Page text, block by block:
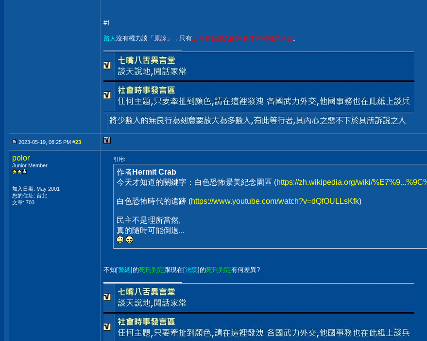
----------
#1
路人沒有權力談「 原諒 」，只有上帝和受害人的家屬才有資格談原諒。
2023-05-19, 08:25 PM #23
polor
Junior Member
加入日期: May 2001
您的住址: 台北
文章: 703
引用:
作者Hermit Crab
今天才知道的關鍵字：白色恐怖景美紀念園區 (https://zh.wikipedia.org/wiki/
白色恐怖時代的遺跡 (https://www.youtube.com/watch?v=dQfOULLsKfk)
民主不是理所當然,
真的隨時可能倒退...
不知[警總]的死刑判定跟現在[法院]的死刑判定有何差異?